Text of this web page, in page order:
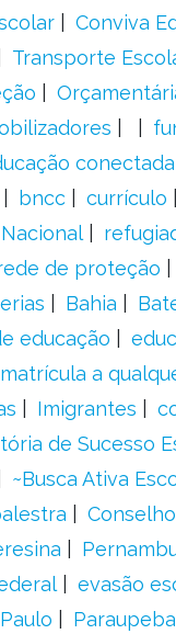
Conviva
Transporte
conectada
bncc currículo
de proteção
Bahia
educação
matrícula a
Imigrantes
de Sucesso
~Busca Ativa
evasão